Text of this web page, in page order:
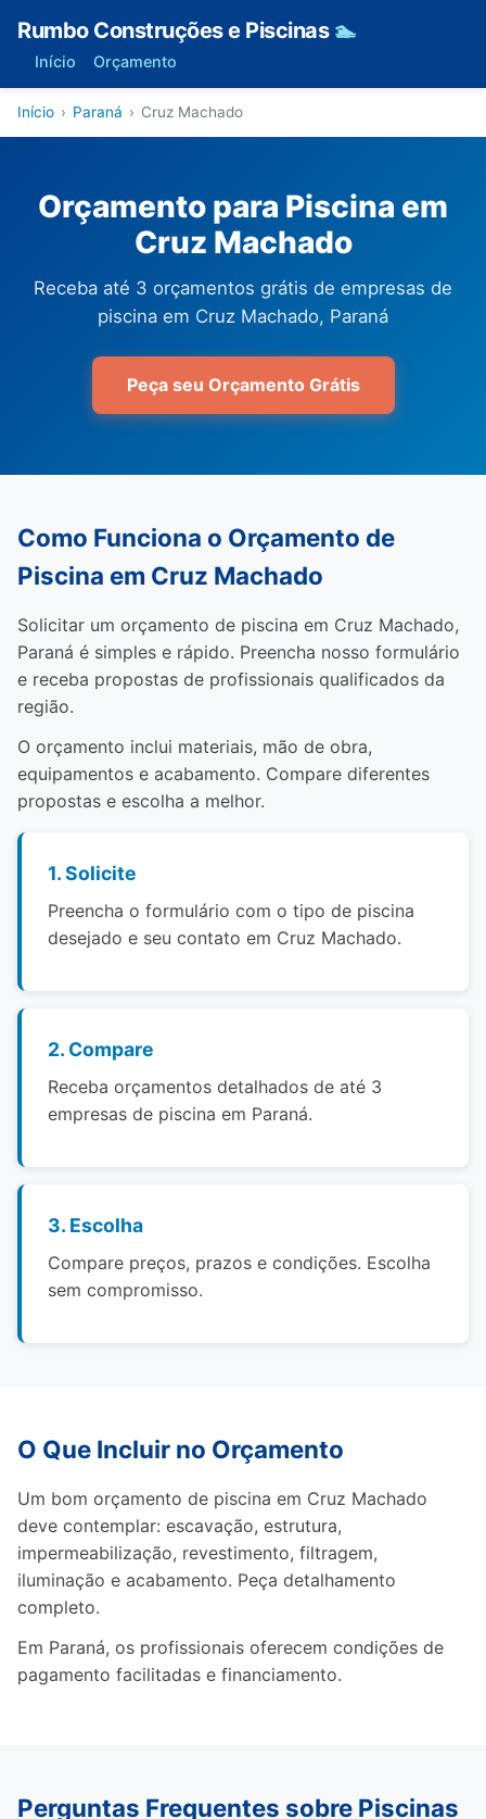
Rumbo Construções e Piscinas 🏊
Início Orçamento
Início › Paraná › Cruz Machado
Orçamento para Piscina em
Cruz Machado
Receba até 3 orçamentos grátis de empresas de
piscina em Cruz Machado, Paraná
Peça seu Orçamento Grátis
Como Funciona o Orçamento de
Piscina em Cruz Machado
Solicitar um orçamento de piscina em Cruz Machado,
Paraná é simples e rápido. Preencha nosso formulário
e receba propostas de profissionais qualificados da
região.
O orçamento inclui materiais, mão de obra,
equipamentos e acabamento. Compare diferentes
propostas e escolha a melhor.
1. Solicite
Preencha o formulário com o tipo de piscina
desejado e seu contato em Cruz Machado.
2. Compare
Receba orçamentos detalhados de até 3
empresas de piscina em Paraná.
3. Escolha
Compare preços, prazos e condições. Escolha
sem compromisso.
O Que Incluir no Orçamento
Um bom orçamento de piscina em Cruz Machado
deve contemplar: escavação, estrutura,
impermeabilização, revestimento, filtragem,
iluminação e acabamento. Peça detalhamento
completo.
Em Paraná, os profissionais oferecem condições de
pagamento facilitadas e financiamento.
Perguntas Frequentes sobre Piscinas